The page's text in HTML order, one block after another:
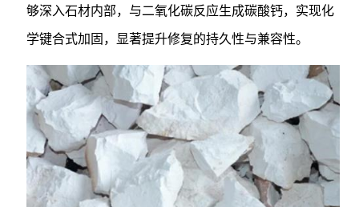
够深入石材内部，与二氧化碳反应生成碳酸钙，实现化
学键合式加固，显著提升修复的持久性与兼容性。